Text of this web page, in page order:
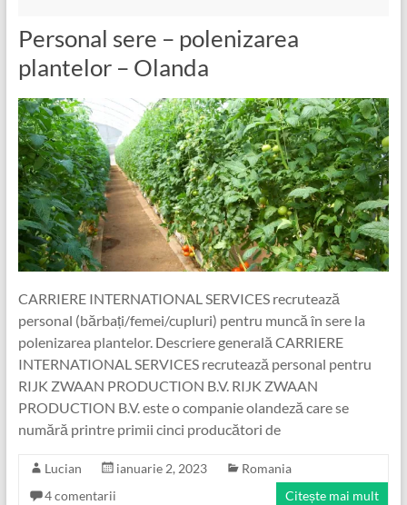
Personal sere – polenizarea
plantelor – Olanda
CARRIERE INTERNATIONAL SERVICES recrutează
personal (bărbați/femei/cupluri) pentru muncă în sere la
polenizarea plantelor. Descriere generală CARRIERE
INTERNATIONAL SERVICES recrutează personal pentru
RIJK ZWAAN PRODUCTION B.V. RIJK ZWAAN
PRODUCTION B.V. este o companie olandeză care se
numără printre primii cinci producători de
Lucian ianuarie 2, 2023
Romania
4 comentarii
Citește mai mult